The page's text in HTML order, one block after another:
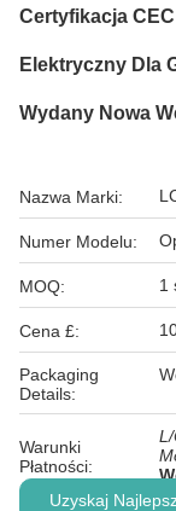
Certyfikacja
Elektryczny Dla
Wydany Nowa
Nazwa Marki:
Numer Modelu:
MOQ: 1
Cena £:
Packaging
Details:
Warunki
Płatności:
L/
Uzyskaj